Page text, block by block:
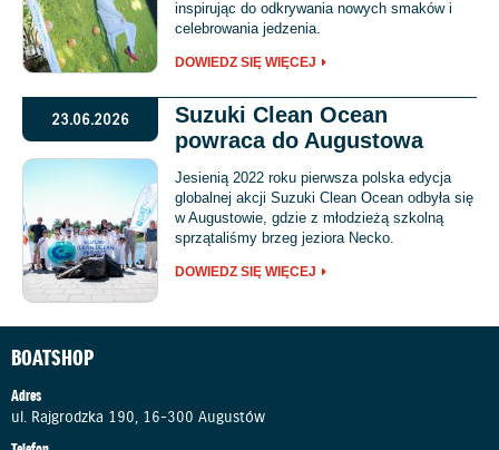
inspirując do odkrywania nowych smaków i
celebrowania jedzenia.
DOWIEDZ SIĘ WIĘCEJ
23.06.2026
Suzuki Clean Ocean
powraca do Augustowa
Jesienią 2022 roku pierwsza polska edycja
globalnej akcji Suzuki Clean Ocean odbyła się
w Augustowie, gdzie z młodzieżą szkolną
sprzątaliśmy brzeg jeziora Necko.
DOWIEDZ SIĘ WIĘCEJ
BOATSHOP
Adres
ul. Rajgrodzka 190, 16-300 Augustów